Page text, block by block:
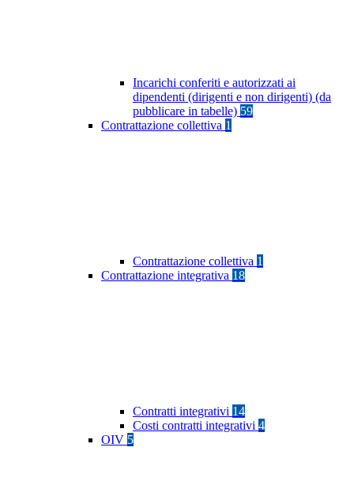
Incarichi conferiti e autorizzati ai
dipendenti (dirigenti e non dirigenti) (da
pubblicare in tabelle) 59
Contrattazione collettiva 1
Contrattazione collettiva 1
Contrattazione integrativa 18
Contratti integrativi 14
Costi contratti integrativi 4
OIV 5